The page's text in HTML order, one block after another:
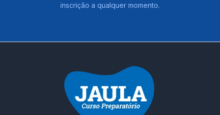
inscrição a qualquer momento.